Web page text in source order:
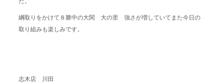
綱取りをかけて８勝中の大関 大の里 強さが増していてまた今日の
取り組みも楽しみです。
志木店 川田